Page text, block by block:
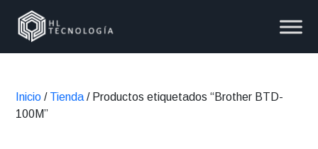
Inicio / Tienda / Productos etiquetados “Brother BTD-
100M”